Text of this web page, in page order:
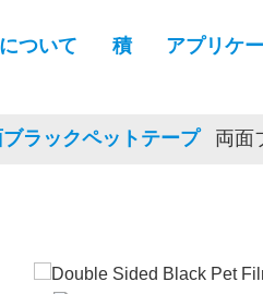
ついて 積 アプリケ
ラックペットテープ 両面